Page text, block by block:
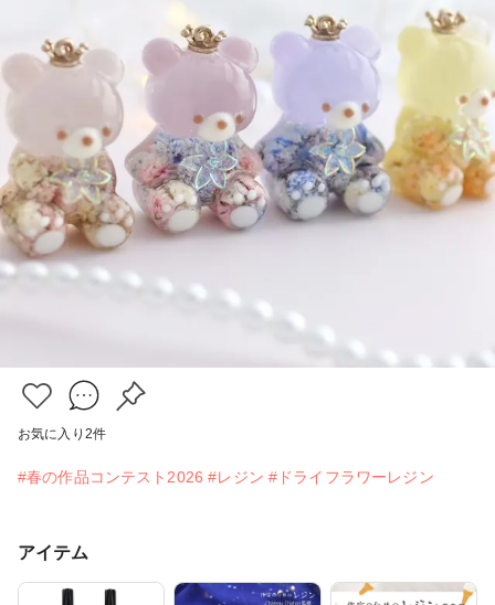
お気に入り 2件
#春の作品コンテスト2026 #レジン #ドライフラワーレジン
アイテム